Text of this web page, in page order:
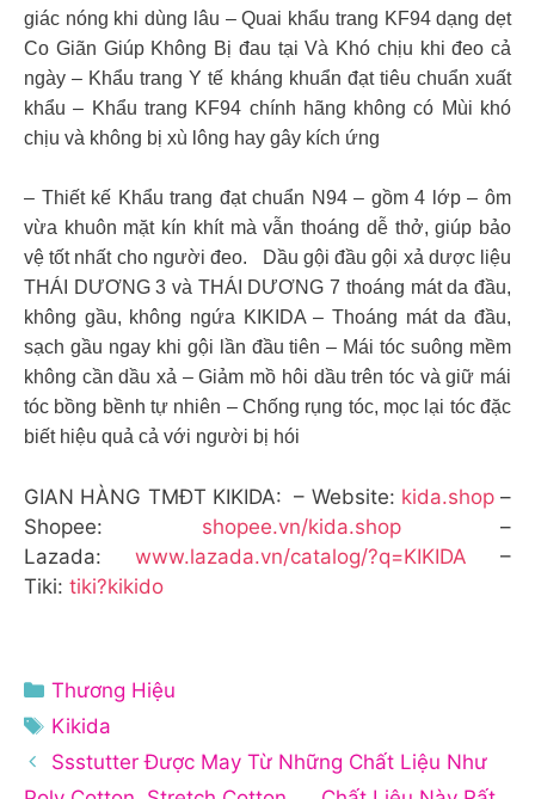
giác nóng khi dùng lâu – Quai khẩu trang KF94 dạng dẹt
Co Giãn Giúp Không Bị đau tại Và Khó chịu khi đeo cả
ngày – Khẩu trang Y tế kháng khuẩn đạt tiêu chuẩn xuất
khẩu – Khẩu trang KF94 chính hãng không có Mùi khó
chịu và không bị xù lông hay gây kích ứng
– Thiết kế Khẩu trang đạt chuẩn N94 – gồm 4 lớp – ôm
vừa khuôn mặt kín khít mà vẫn thoáng dễ thở, giúp bảo
vệ tốt nhất cho người đeo. Dầu gội đầu gội xả dược liệu
THÁI DƯƠNG 3 và THÁI DƯƠNG 7 thoáng mát da đầu,
không gầu, không ngứa KIKIDA – Thoáng mát da đầu,
sạch gầu ngay khi gội lần đầu tiên – Mái tóc suông mềm
không cần dầu xả – Giảm mồ hôi dầu trên tóc và giữ mái
tóc bồng bềnh tự nhiên – Chống rụng tóc, mọc lại tóc đặc
biết hiệu quả cả với người bị hói
GIAN HÀNG TMĐT KIKIDA: – Website: kida.shop–
Shopee: shopee.vn/kida.shop –
Lazada: www.lazada.vn/catalog/?q=KIKIDA –
Tiki: tiki?kikido
Danh
mục
Thương Hiệu
Thẻ
Kikida
Ssstutter Được May Từ Những Chất Liệu Như